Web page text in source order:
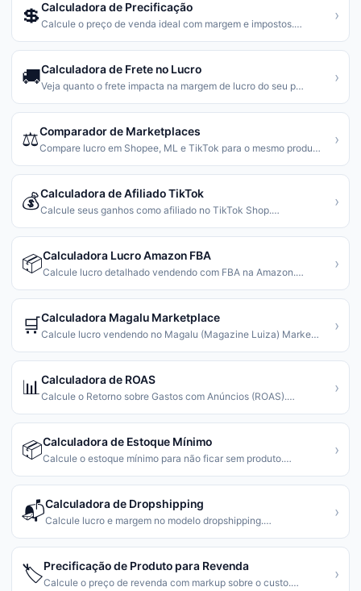
💲Calculadora de Precificação
Calcule o preço de venda ideal com margem e impostos.…
›
🚚Calculadora de Frete no Lucro
Veja quanto o frete impacta na margem de lucro do seu p…
›
⚖️Comparador de Marketplaces
Compare lucro em Shopee, ML e TikTok para o mesmo produ…
›
💰Calculadora de Afiliado TikTok
Calcule seus ganhos como afiliado no TikTok Shop.…
›
📦Calculadora Lucro Amazon FBA
Calcule lucro detalhado vendendo com FBA na Amazon.…
›
🛒Calculadora Magalu Marketplace
Calcule lucro vendendo no Magalu (Magazine Luiza) Marke…
›
📊 Calculadora de ROAS
Calcule o Retorno sobre Gastos com Anúncios (ROAS).…
›
📦Calculadora de Estoque Mínimo
Calcule o estoque mínimo para não ficar sem produto.…
›
📬Calculadora de Dropshipping
Calcule lucro e margem no modelo dropshipping.…
›
🏷️Precificação de Produto para Revenda
Calcule o preço de revenda com markup sobre o custo.…
›